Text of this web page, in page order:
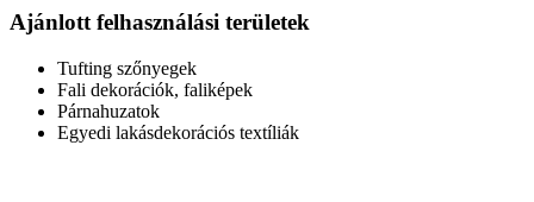
Ajánlott felhasználási területek
Tufting szőnyegek
Fali dekorációk, faliképek
Párnahuzatok
Egyedi lakásdekorációs textíliák